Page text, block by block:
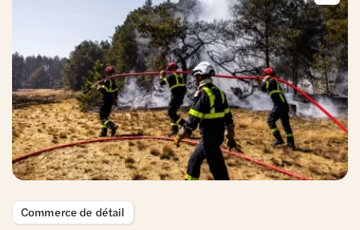
Commerce de détail